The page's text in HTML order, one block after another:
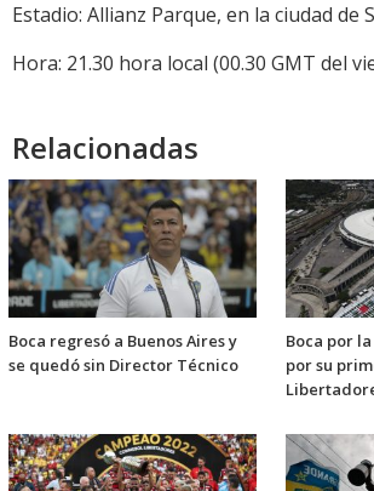
Estadio: Allianz Parque, en la ciudad de
Hora: 21.30 hora local (00.30 GMT del
Relacionadas
Boca regresó a Buenos Aires y
se quedó sin Director Técnico
Boca por
por su